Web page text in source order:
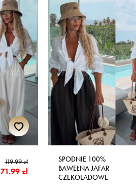
119.99 zł
71.99 zł
SPODNIE 100%
BAWEŁNA JAFAR
CZEKOLADOWE